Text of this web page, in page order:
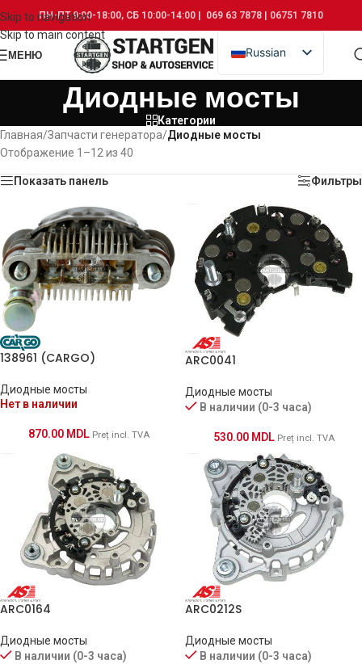
Skip to navigation
Skip to main content
ПН-ПТ 9:00-18:00, СБ 10:00-14:00 | 069 63 7878 | 06751 7810
МЕНЮ
Russian
Romanian
Диодные мосты
Категории
Главная/Запчасти генератора/Диодные мосты
Отображение 1–12 из 40
Показать панель Фильтры
138961 (CARGO)
Диодные мосты
Нет в наличии
870.00 MDL Preț incl. TVA
ARC0041
Диодные мосты
В наличии (0-3 часа)
530.00 MDL Preț incl. TVA
ARC0164
Диодные мосты
В наличии (0-3 часа)
ARC0212S
Диодные мосты
В наличии (0-3 часа)